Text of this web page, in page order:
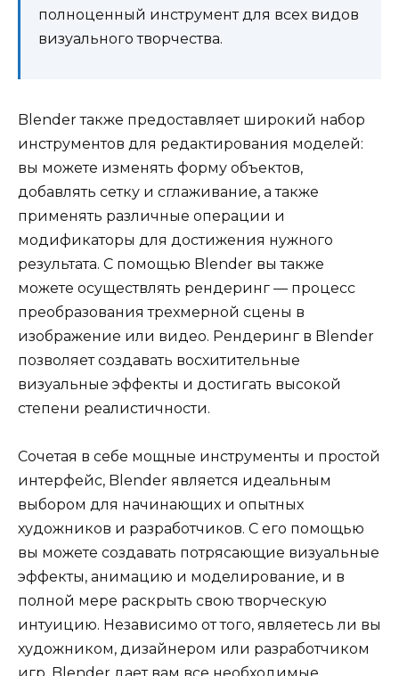
полноценный инструмент для всех видов
визуального творчества.
Blender также предоставляет широкий набор
инструментов для редактирования моделей:
вы можете изменять форму объектов,
добавлять сетку и сглаживание, а также
применять различные операции и
модификаторы для достижения нужного
результата. С помощью Blender вы также
можете осуществлять рендеринг — процесс
преобразования трехмерной сцены в
изображение или видео. Рендеринг в Blender
позволяет создавать восхитительные
визуальные эффекты и достигать высокой
степени реалистичности.
Сочетая в себе мощные инструменты и простой
интерфейс, Blender является идеальным
выбором для начинающих и опытных
художников и разработчиков. С его помощью
вы можете создавать потрясающие визуальные
эффекты, анимацию и моделирование, и в
полной мере раскрыть свою творческую
интуицию. Независимо от того, являетесь ли вы
художником, дизайнером или разработчиком